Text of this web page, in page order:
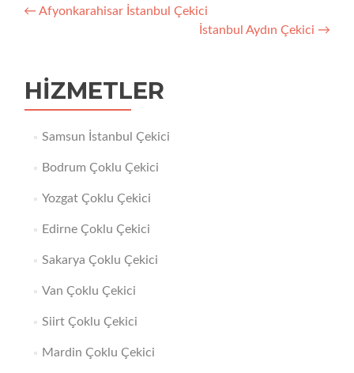
Yazı
← Afyonkarahisar İstanbul Çekici
İstanbul Aydın Çekici →
HIZMETLER
Samsun İstanbul Çekici
Bodrum Çoklu Çekici
Yozgat Çoklu Çekici
Edirne Çoklu Çekici
Sakarya Çoklu Çekici
Van Çoklu Çekici
Siirt Çoklu Çekici
Mardin Çoklu Çekici